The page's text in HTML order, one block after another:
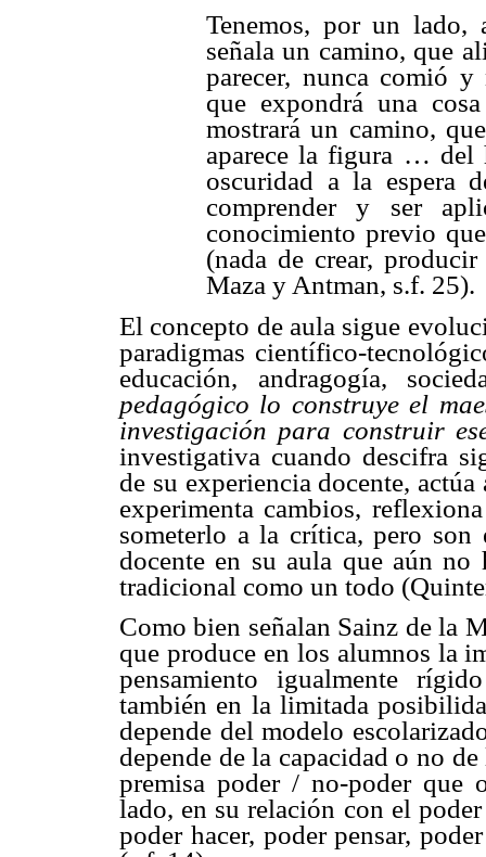
Tenemos, por un lado,
señala un camino, que
parecer, nunca comió
que expondrá una
mostrará un camino,
aparece la figura … del
oscuridad a la espera
comprender y ser
conocimiento previo
(nada de crear,
Maza y Antman, s.f. 25).
El concepto de aula sigue
paradigmas científico-
educación, andragogía,
pedagógico lo construye el
investigación para construir
investigativa cuando descifra
de su experiencia docente,
experimenta cambios,
someterlo a la crítica, pero
docente en su aula que aún
tradicional como un todo
Como bien señalan Sainz de la
que produce en los alumnos la
pensamiento igualmente
también en la limitada
depende del modelo
depende de la capacidad o no
premisa poder / no-poder que
lado, en su relación con el
poder hacer, poder pensar,